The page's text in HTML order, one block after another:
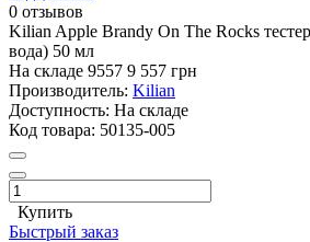
0 отзывов
Kilian Apple Brandy On The Rocks
вода) 50 мл
На складе 9557 9 557 грн
Производитель: Kilian
Доступность: На складе
Код товара: 50135-005
Купить
Быстрый заказ